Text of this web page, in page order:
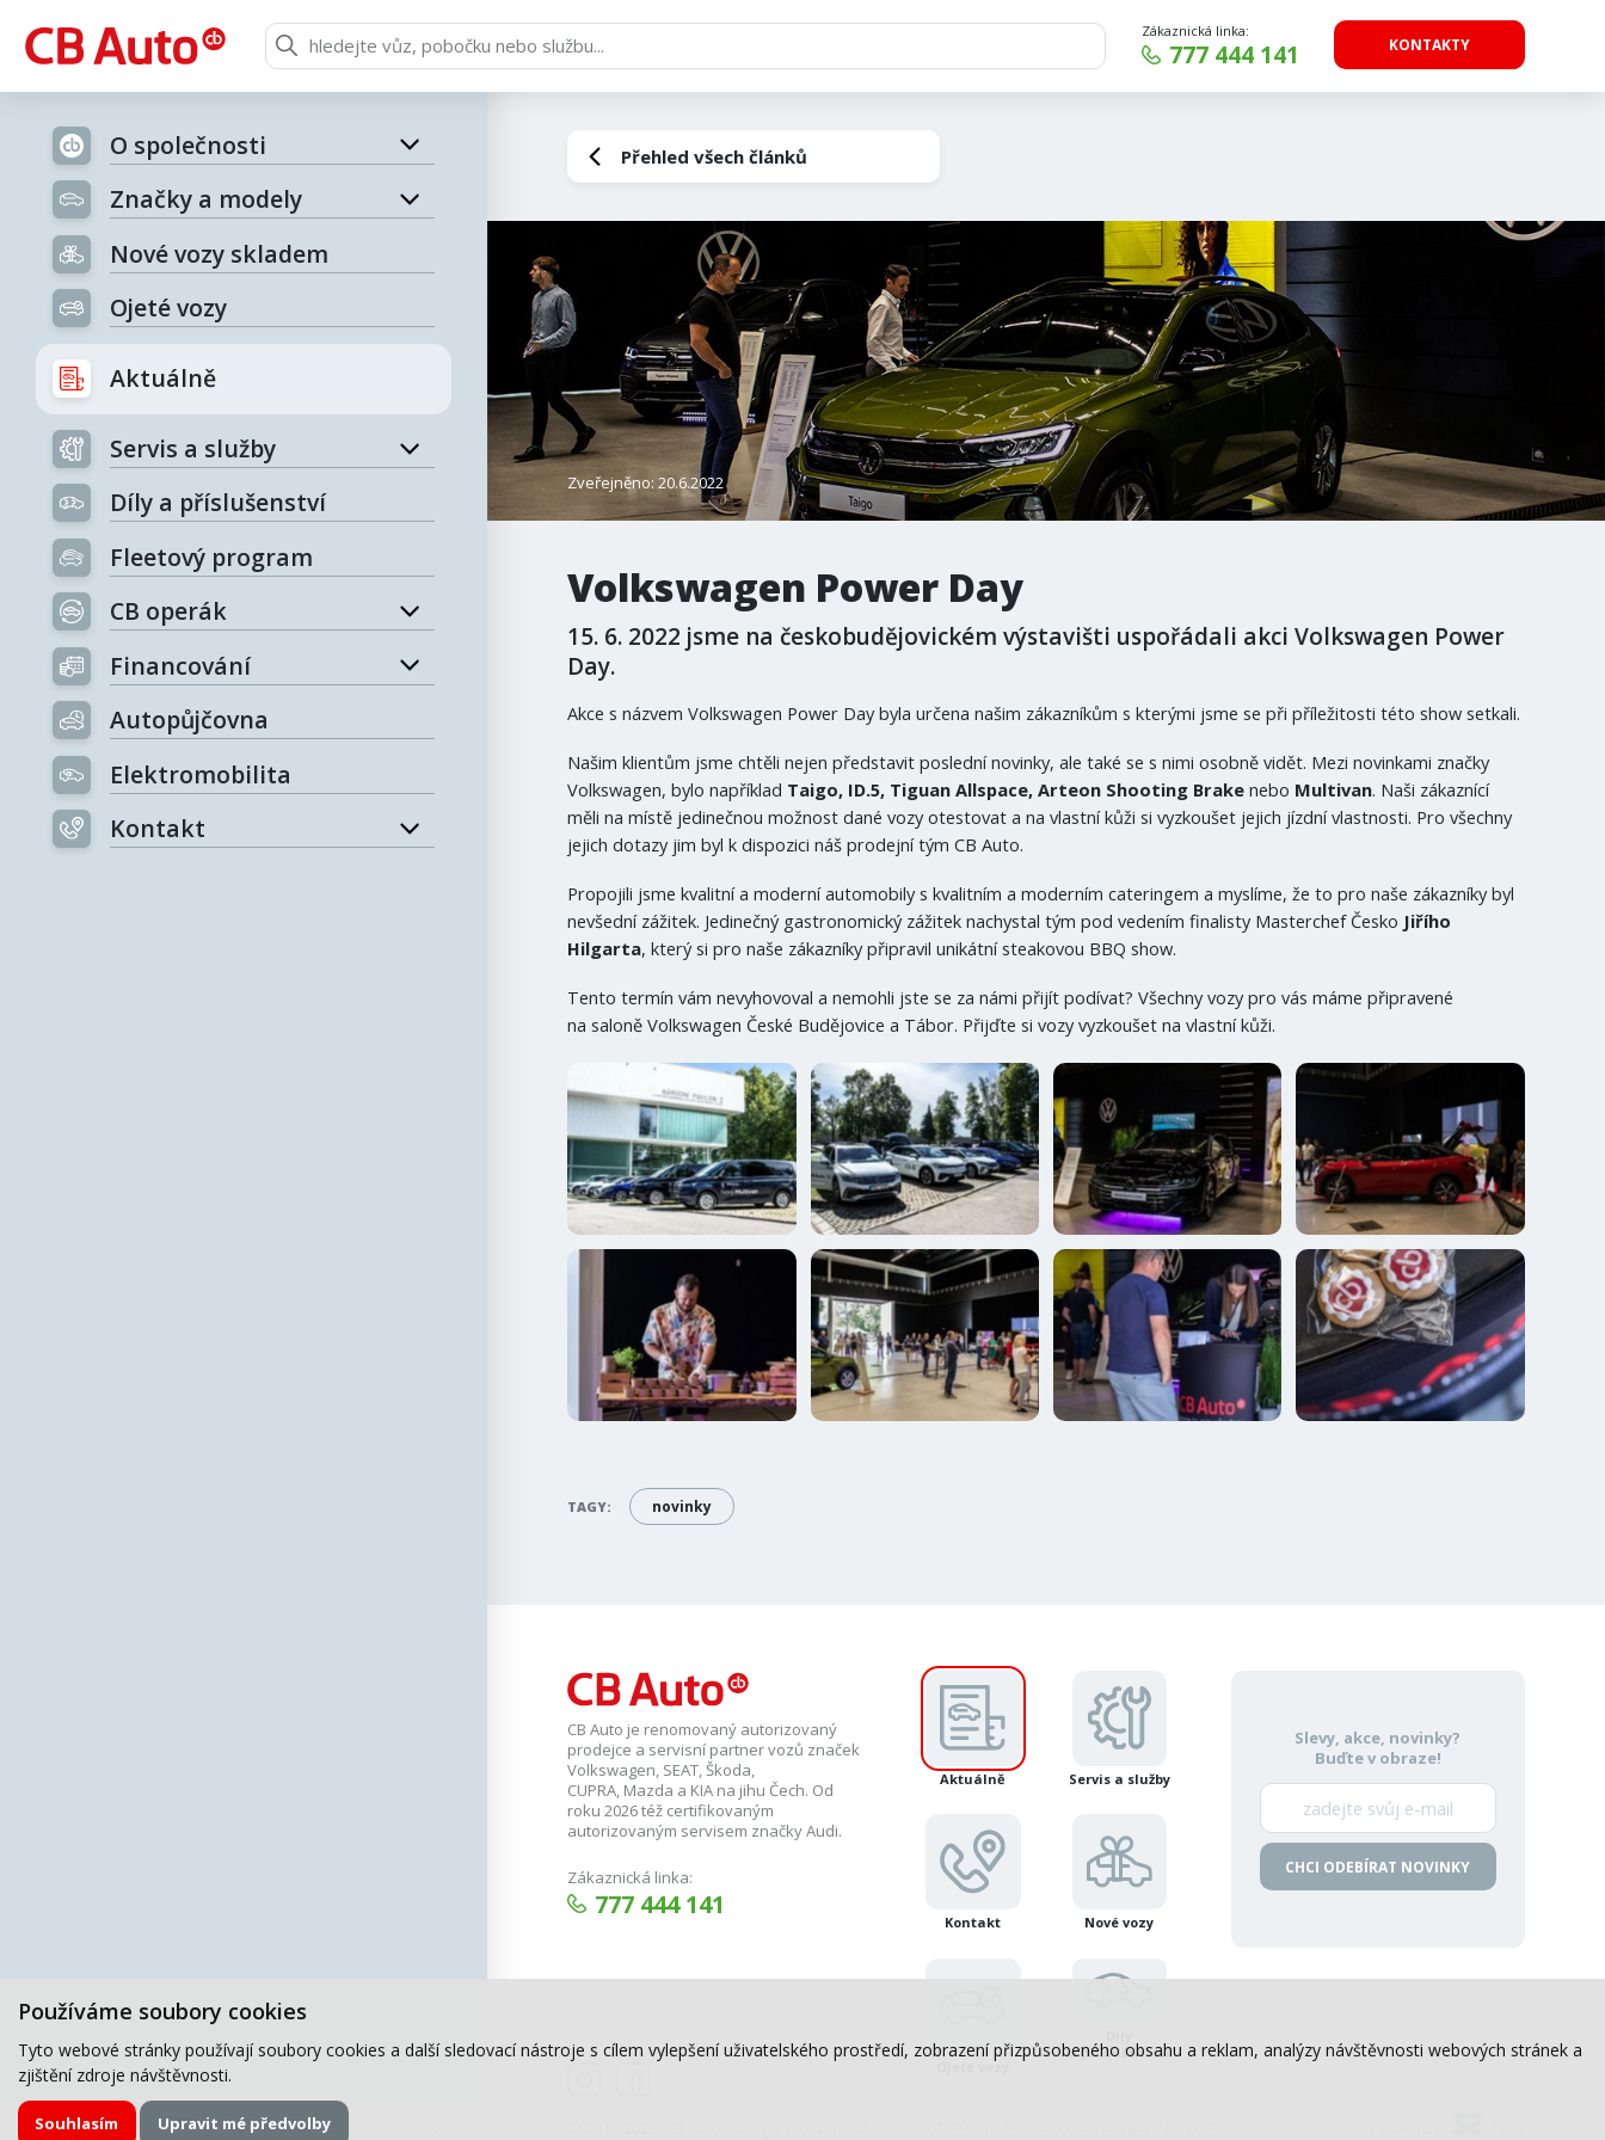
Používáme soubory cookies
Tyto webové stránky používají soubory cookies a další sledovací nástroje s cílem vylepšení uživatelského prostředí, zobrazení přizpůsobeného obsahu a reklam, analýzy návštěvnosti webových stránek a
zjištění zdroje návštěvnosti.
Souhlasím Upravit mé předvolby
Zákaznická linka:
777 444 141 KONTAKTY
O společnosti
Značky a modely
Nové vozy skladem
Ojeté vozy
Aktuálně
Servis a služby
Díly a příslušenství
Fleetový program
CB operák
Financování
Autopůjčovna
Elektromobilita
Kontakt
Přehled všech článků
Zveřejněno: 20.6.2022
Volkswagen Power Day
15. 6. 2022 jsme na českobudějovickém výstavišti uspořádali akci Volkswagen Power
Day.
Akce s názvem Volkswagen Power Day byla určena našim zákazníkům s kterými jsme se při příležitosti této show setkali.
Našim klientům jsme chtěli nejen představit poslední novinky, ale také se s nimi osobně vidět. Mezi novinkami značky
Volkswagen, bylo například Taigo, ID.5, Tiguan Allspace, Arteon Shooting Brake nebo Multivan. Naši zákaznící
měli na místě jedinečnou možnost dané vozy otestovat a na vlastní kůži si vyzkoušet jejich jízdní vlastnosti. Pro všechny
jejich dotazy jim byl k dispozici náš prodejní tým CB Auto.
Propojili jsme kvalitní a moderní automobily s kvalitním a moderním cateringem a myslíme, že to pro naše zákazníky byl
nevšední zážitek. Jedinečný gastronomický zážitek nachystal tým pod vedením finalisty Masterchef Česko Jiřího
Hilgarta, který si pro naše zákazníky připravil unikátní steakovou BBQ show.
Tento termín vám nevyhovoval a nemohli jste se za námi přijít podívat? Všechny vozy pro vás máme připravené
na saloně Volkswagen České Budějovice a Tábor. Přijďte si vozy vyzkoušet na vlastní kůži.
TAGY: novinky
CB Auto je renomovaný autorizovaný
prodejce a servisní partner vozů značek
Volkswagen, SEAT, Škoda,
CUPRA, Mazda a KIA na jihu Čech. Od
roku 2026 též certifikovaným
autorizovaným servisem značky Audi.
Zákaznická linka:
777 444 141
Aktuálně Servis a služby
Kontakt Nové vozy
Ojeté vozy
a příslušenství
Slevy, akce, novinky?
Buďte v obraze!
CHCI ODEBÍRAT NOVINKY